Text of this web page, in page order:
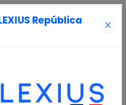
República
Entrar